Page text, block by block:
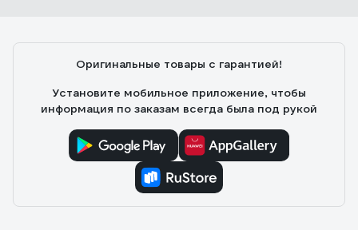
Оригинальные товары с гарантией!
Установите мобильное приложение, чтобы
информация по заказам всегда была под рукой